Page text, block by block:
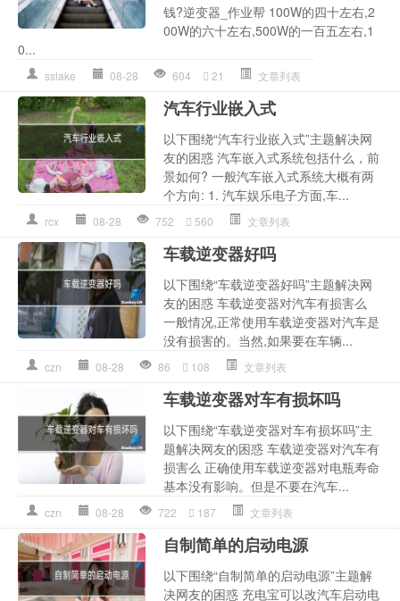
钱?逆变器_作业帮 100W的四十左右,2
00W的六十左右,500W的一百五左右,1
0...
sslake 08-28 604 21 文章列表
汽车行业嵌入式
以下围绕“汽车行业嵌入式”主题解决网
友的困惑 汽车嵌入式系统包括什么，前
景如何? 一般汽车嵌入式系统大概有两
个方向: 1. 汽车娱乐电子方面,车...
rcx 08-28 752 560 文章列表
车载逆变器好吗
以下围绕“车载逆变器好吗”主题解决网
友的困惑 车载逆变器对汽车有损害么
一般情况,正常使用车载逆变器对汽车是
没有损害的。当然,如果要在车辆...
czn 08-28 86 108 文章列表
车载逆变器对车有损坏吗
以下围绕“车载逆变器对车有损坏吗”主
题解决网友的困惑 车载逆变器对汽车有
损害么 正确使用车载逆变器对电瓶寿命
基本没有影响。但是不要在汽车...
czn 08-28 722 187 文章列表
自制简单的启动电源
以下围绕“自制简单的启动电源”主题解
决网友的困惑 充电宝可以改汽车启动电